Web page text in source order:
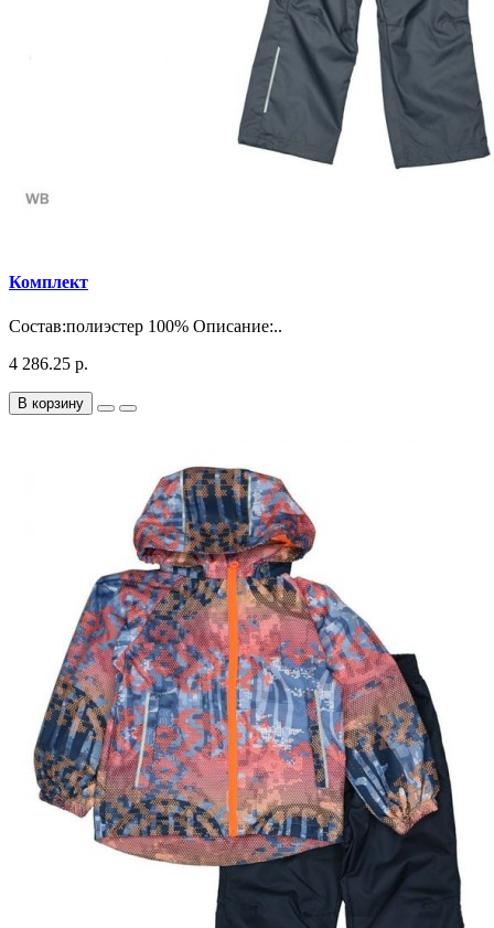
Комплект
Состав:полиэстер 100% Описание:..
4 286.25 р.
В корзину